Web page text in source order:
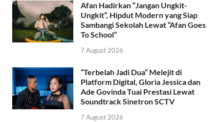
Afan Hadirkan “Jangan Ungkit-
Ungkit”, Hipdut Modern yang Siap
Sambangi Sekolah Lewat “Afan Goes
To School”
7 August 2026
“Terbelah Jadi Dua” Melejit di
Platform Digital, Gloria Jessica dan
Ade Govinda Tuai Prestasi Lewat
Soundtrack Sinetron SCTV
7 August 2026